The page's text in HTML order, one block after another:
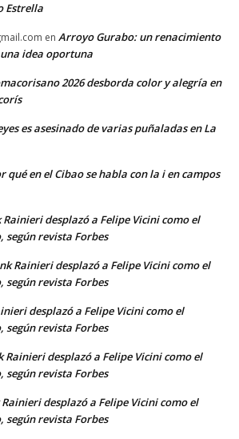
Estrella
en Arroyo Gurabo: un renacimiento
idea oportuna
2026 desborda color y alegría en
es asesinado de varias puñaladas en La
qué en el Cibao se habla con la i en campos
Rainieri desplazó a Felipe Vicini como el
según revista Forbes
Rainieri desplazó a Felipe Vicini como el
según revista Forbes
desplazó a Felipe Vicini como el
según revista Forbes
Rainieri desplazó a Felipe Vicini como el
según revista Forbes
desplazó a Felipe Vicini como el
según revista Forbes